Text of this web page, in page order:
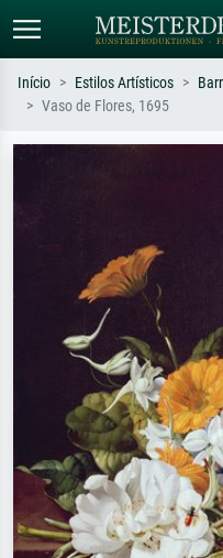
Início Estilos Artísticos
Vaso de Flores, 1695